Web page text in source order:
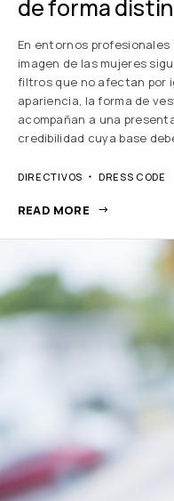
de forma
En entornos
imagen de las mujeres
filtros que no afectan por
apariencia, la forma de
acompañan a una
credibilidad cuya base
DIRECTIVOS DRESS CODE
READ MORE